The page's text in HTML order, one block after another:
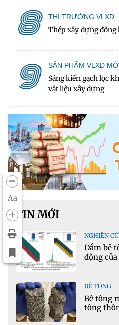
Aa
8 THỊ TRƯỜNG VLXD
Thép xây dựng đồng
9 SẢN PHẨM VLXD
Sáng kiến gạch lọc
vật liệu xây dựng
TIN MỚI
NGHIÊN
Dầm bê
động
BÊ TÔNG
Bê tông
tông